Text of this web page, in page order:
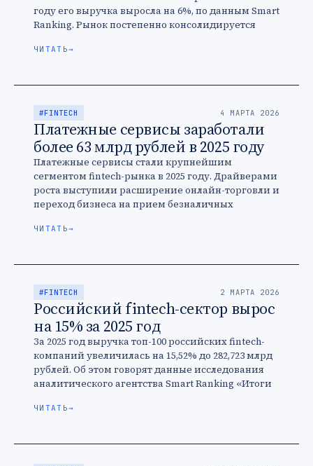
году его выручка выросла на 6%, по данным Smart
Ranking. Рынок постепенно консолидируется
ЧИТАТЬ→
#FINTECH 4 МАРТА 2026
Платежные сервисы заработали
более 63 млрд рублей в 2025 году
Платежные сервисы стали крупнейшим
сегментом fintech-рынка в 2025 году. Драйверами
роста выступили расширение онлайн-торговли и
переход бизнеса на прием безналичных
ЧИТАТЬ→
#FINTECH 2 МАРТА 2026
Российский fintech-сектор вырос
на 15% за 2025 год
За 2025 год выручка топ-100 российских fintech-
компаний увеличилась на 15,52% до 282,723 млрд
рублей. Об этом говорят данные исследования
аналитического агентства Smart Ranking «Итоги
ЧИТАТЬ→